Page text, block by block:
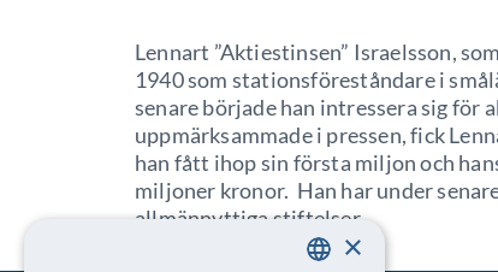
Lennart ”Aktiestinsen” Israelsson,
1940 som stationsföreståndare i
senare började han intressera sig för
uppmärksammade i pressen, fick
han fått ihop sin första miljon och
miljoner kronor. Han har under
allmännyttiga stiftelser.
×